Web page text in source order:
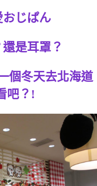
じぱん
是耳罩？
個冬天去北海道
吧？!